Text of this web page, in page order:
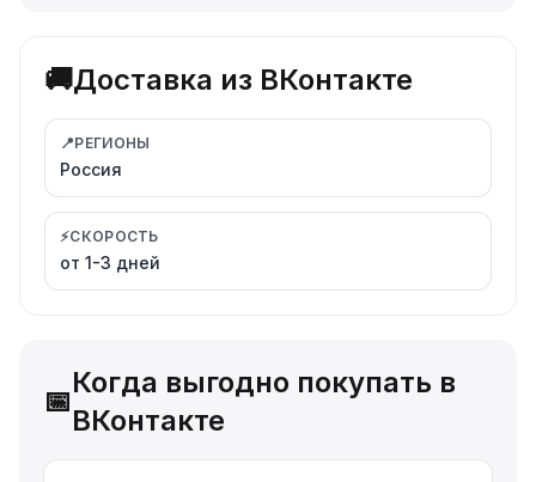
🚚Доставка из ВКонтакте
📍РЕГИОНЫ
Россия
⚡СКОРОСТЬ
от 1-3 дней
📅
Когда выгодно покупать в
ВКонтакте